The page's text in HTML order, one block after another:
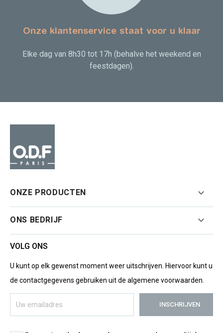
Onze klantenservice staat voor u klaar
Elke dag van 8h30 tot 17h (behalve het weekend en
feestdagen).
ONZE PRODUCTEN 
ONS BEDRIJF 
VOLG ONS
U kunt op elk gewenst moment weer uitschrijven. Hiervoor kunt u
de contactgegevens gebruiken uit de algemene voorwaarden.